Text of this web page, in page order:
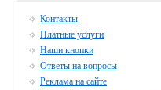
Контакты
Платные услуги
Наши кнопки
Ответы на вопросы
Реклама на сайте